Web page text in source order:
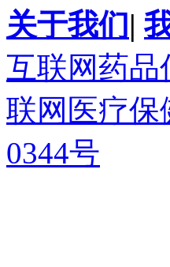
关于我们 |
互联网药品
联网医疗保
0344号